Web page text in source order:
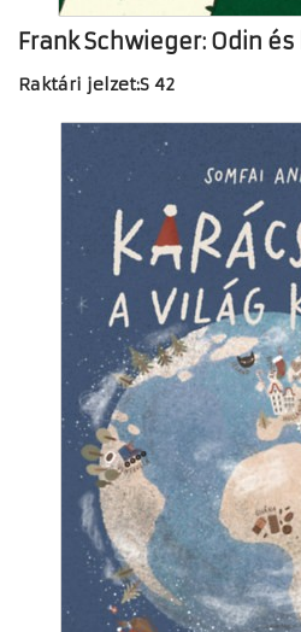
Frank Schwieger: Odin
Raktári jelzet:S 42